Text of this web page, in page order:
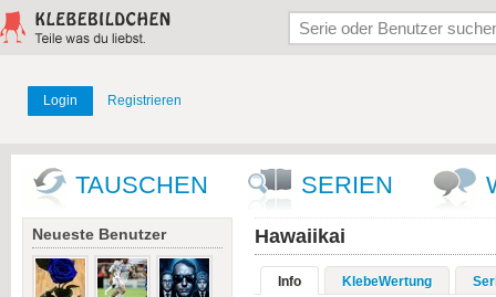
Login Registrieren
TAUSCHEN SERIEN
Neueste Benutzer Hawaiikai
Info KlebeWertung